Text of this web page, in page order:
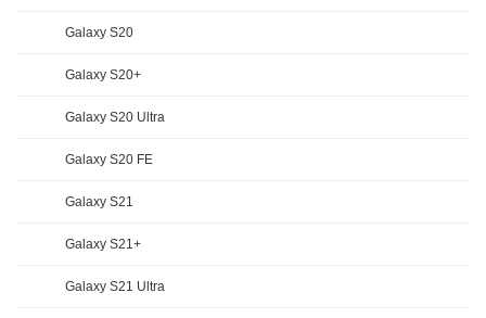
Galaxy S20
Galaxy S20+
Galaxy S20 Ultra
Galaxy S20 FE
Galaxy S21
Galaxy S21+
Galaxy S21 Ultra